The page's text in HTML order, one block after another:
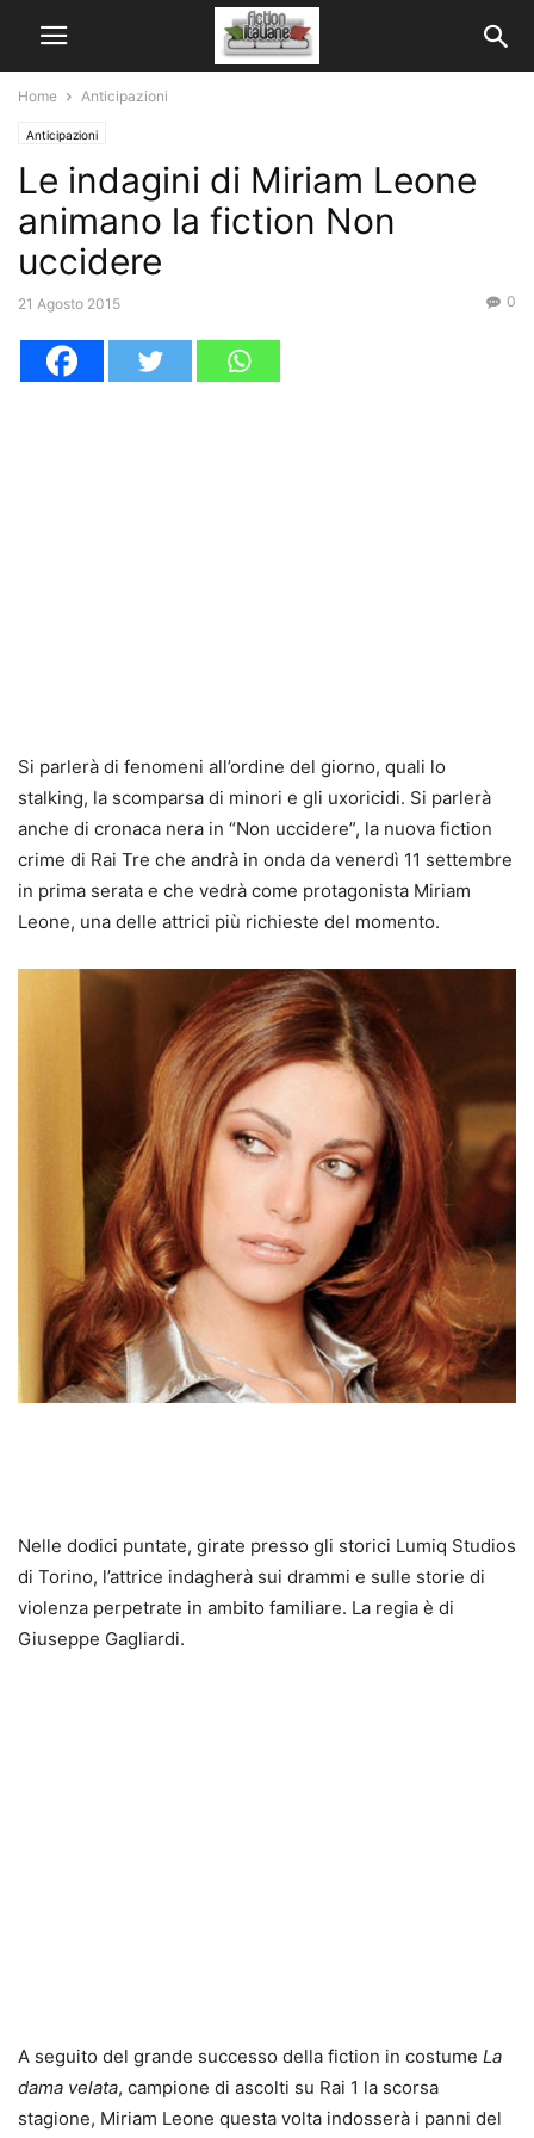
Home Anticipazioni
Anticipazioni
Le indagini di Miriam Leone
animano la fiction Non
uccidere
21 Agosto 2015 0
Si parlerà di fenomeni all’ordine del giorno, quali lo
stalking, la scomparsa di minori e gli uxoricidi. Si parlerà
anche di cronaca nera in “Non uccidere”, la nuova fiction
crime di Rai Tre che andrà in onda da venerdì 11 settembre
in prima serata e che vedrà come protagonista Miriam
Leone, una delle attrici più richieste del momento.
Nelle dodici puntate, girate presso gli storici Lumiq Studios
di Torino, l’attrice indagherà sui drammi e sulle storie di
violenza perpetrate in ambito familiare. La regia è di
Giuseppe Gagliardi.
A seguito del grande successo della fiction in costume La
dama velata, campione di ascolti su Rai 1 la scorsa
stagione, Miriam Leone questa volta indosserà i panni del